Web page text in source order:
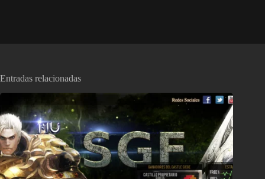
Entradas relacionadas